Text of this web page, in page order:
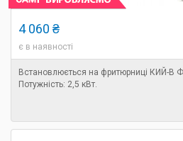
4 060 ₴
є в наявності
Встановлюється на фритюрниці КИЙ-В
Потужність: 2,5 кВт.